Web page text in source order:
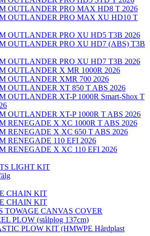
OUTLANDER PRO MAX HD8 T 2026
OUTLANDER PRO MAX XU HD10 T
OUTLANDER PRO XU HD5 T3B 2026
OUTLANDER PRO XU HD7 (ABS) T3B
OUTLANDER PRO XU HD7 T3B 2026
OUTLANDER X MR 1000R 2026
OUTLANDER XMR 700 2026
OUTLANDER XT 850 T ABS 2026
OUTLANDER XT-P 1000R Smart-Shox T
OUTLANDER XT-P 1000R T ABS 2026
RENEGADE X XC 1000R T ABS 2026
RENEGADE X XC 650 T ABS 2026
RENEGADE 110 EFI 2026
RENEGADE X XC 110 EFI 2026
LIGHT KIT
CHAIN KIT
CHAIN KIT
TOWAGE CANVAS COVER
PLOW (stålplog 137cm)
PLOW KIT (HMWPE Hårdplast